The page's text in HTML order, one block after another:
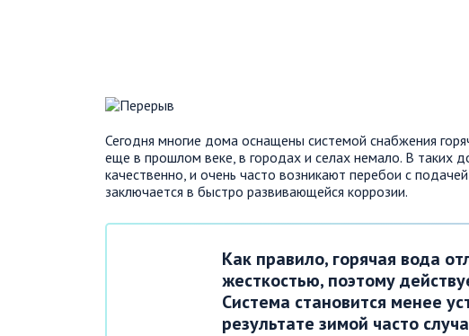
Сегодня многие дома оснащены системой снабжения
еще в прошлом веке, в городах и селах немало. В таких
качественно, и очень часто возникают перебои с
заключается в быстро развивающейся коррозии.
Как правило, горячая вода
жесткостью, поэтому
Система становится менее
результате зимой часто